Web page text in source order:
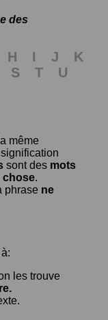
des
H I J
K
S T
U
même
sont des mots
chose.
phrase ne
les trouve